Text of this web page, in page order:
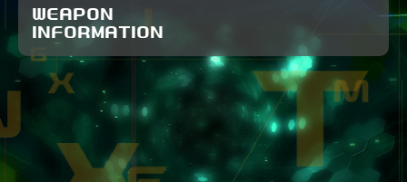
WEAPON
INFORMATION